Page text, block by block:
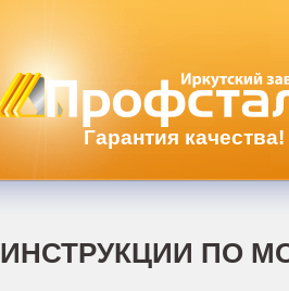
Гарантия качества!
ИНСТРУКЦИИ ПО